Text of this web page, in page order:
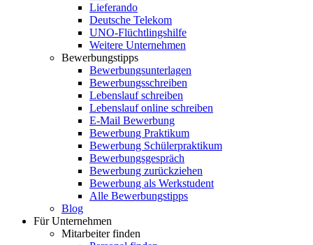
Lieferando
Deutsche Telekom
UNO-Flüchtlingshilfe
Weitere Unternehmen
Bewerbungstipps
Bewerbungsunterlagen
Bewerbungsschreiben
Lebenslauf schreiben
Lebenslauf online schreiben
E-Mail Bewerbung
Bewerbung Praktikum
Bewerbung Schülerpraktikum
Bewerbungsgespräch
Bewerbung zurückziehen
Bewerbung als Werkstudent
Alle Bewerbungstipps
Blog
Für Unternehmen
Mitarbeiter finden